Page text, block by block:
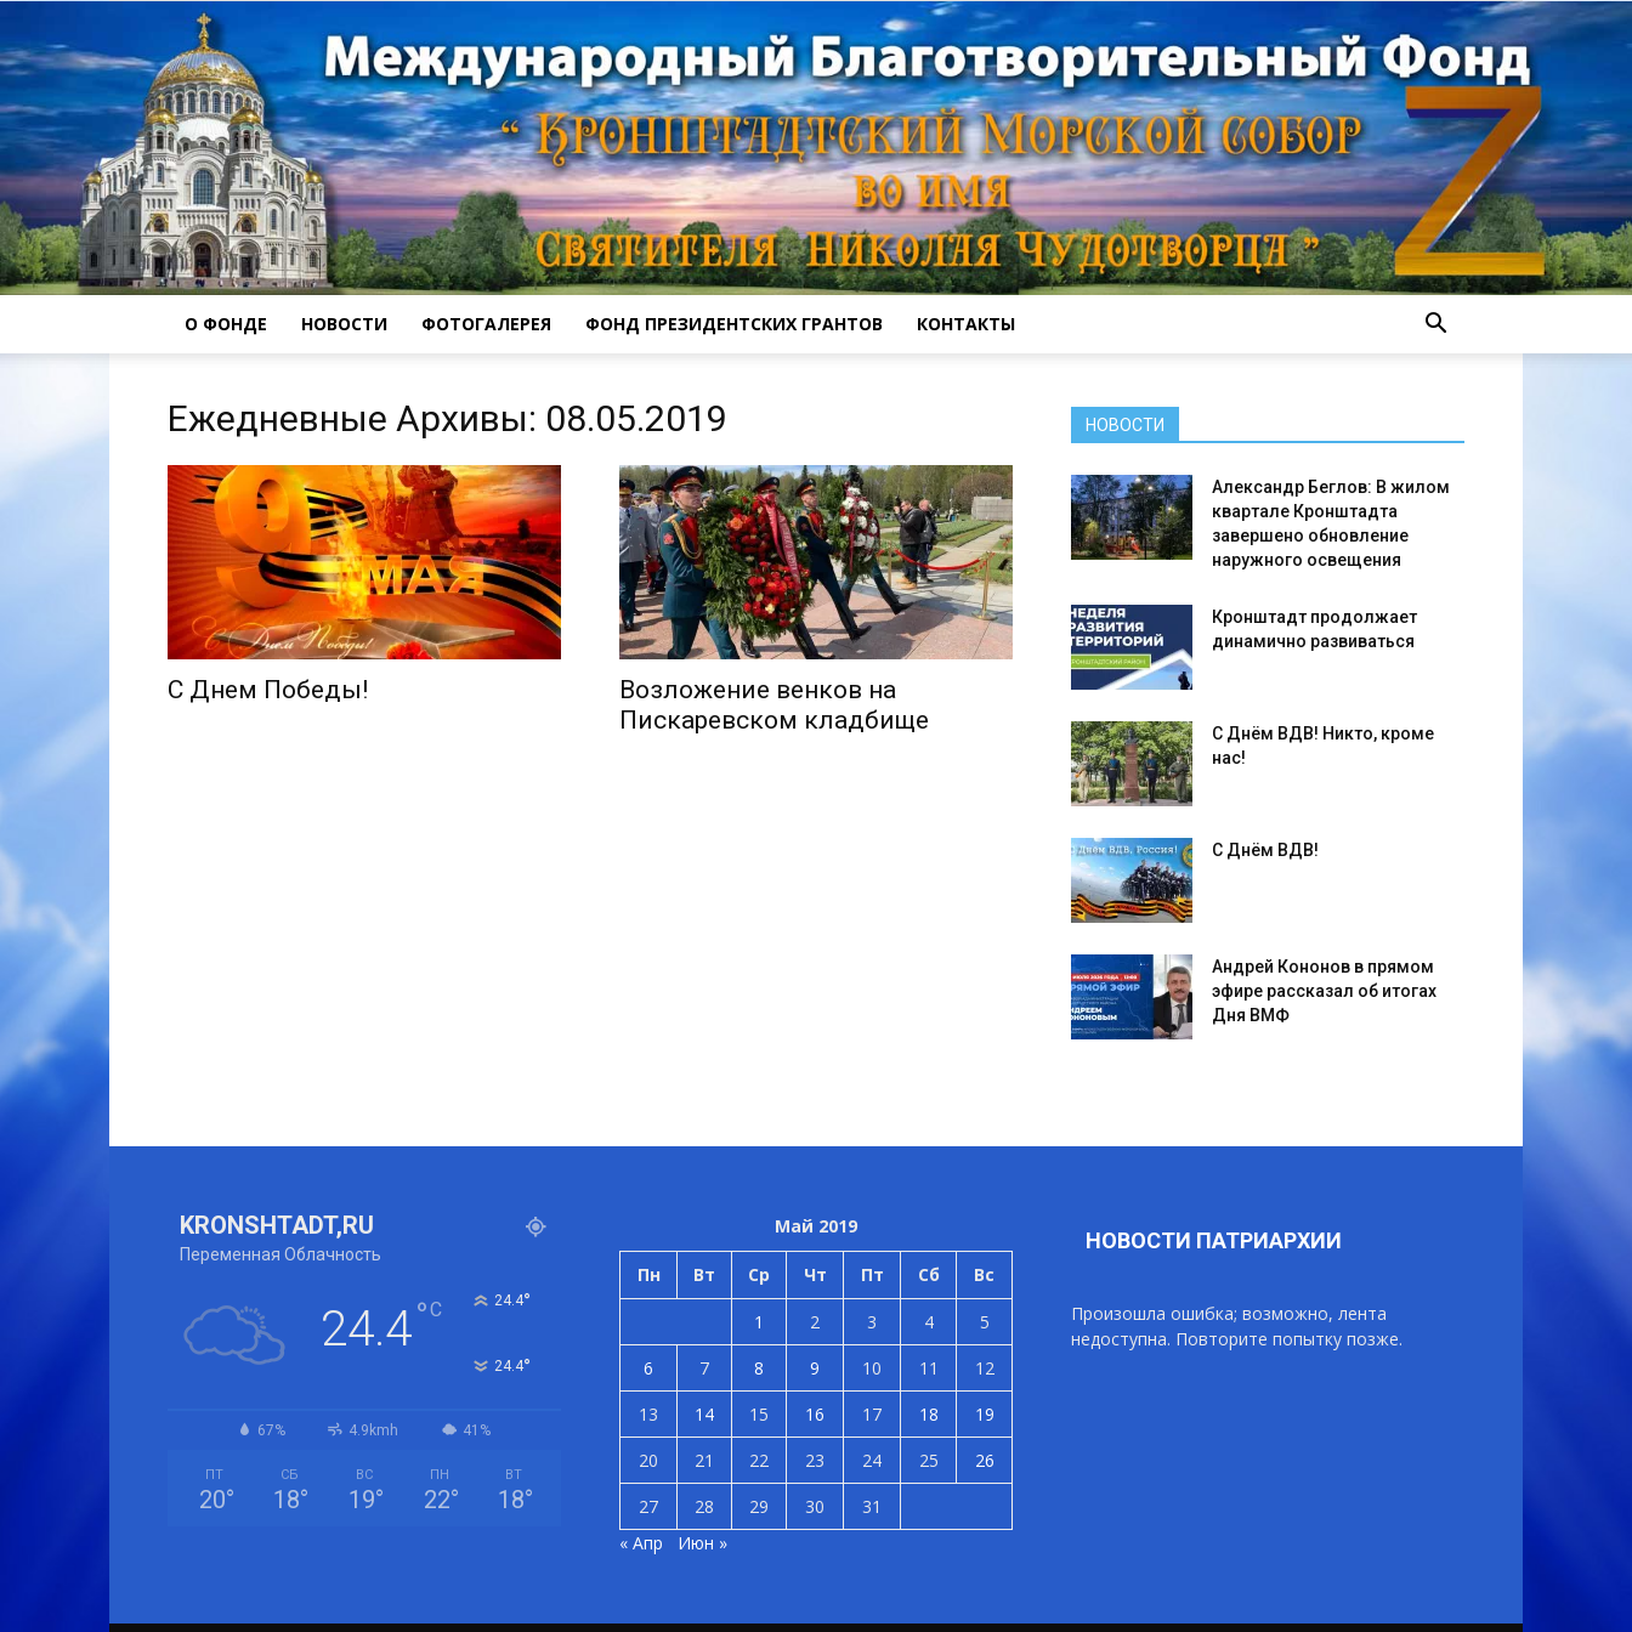
Морской
собор
О ФОНДЕ НОВОСТИ ФОТОГАЛЕРЕЯ ФОНД ПРЕЗИДЕНТСКИХ ГРАНТОВ КОНТАКТЫ
Ежедневные Архивы: 08.05.2019
С Днем Победы!
Возложение венков на
Пискаревском кладбище
НОВОСТИ
Александр Беглов: В жилом
квартале Кронштадта
завершено обновление
наружного освещения
Кронштадт продолжает
динамично развиваться
С Днём ВДВ! Никто, кроме
нас!
С Днём ВДВ!
Андрей Кононов в прямом
эфире рассказал об итогах
Дня ВМФ
KRONSHTADT,RU
Переменная Облачность
24.4°C 24.4°
24.4°
67% 4.9kmh 41%
ПТ
20°
СБ
18°
ВС
19°
ПН
22°
ВТ
18°
Май 2019
Пн Вт Ср Чт Пт Сб Вс
1 2 3 4
5
6
7 8 9 10 11
12
13
14 15 16 17 18
19
20
21 22 23 24 25
26
27
28 29 30
31
« Апр
Июн »
НОВОСТИ ПАТРИАРХИИ
Произошла ошибка; возможно, лента
недоступна. Повторите попытку позже.